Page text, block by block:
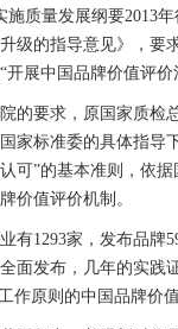
质量发展纲要2013
级的指导意见》，要
展中国品牌价值评价
的要求，原国家质
家标准委的具体指
可”的基本准则，依
价值评价机制。
有1293家，发布品牌
面发布，几年的实
作原则的中国品牌价